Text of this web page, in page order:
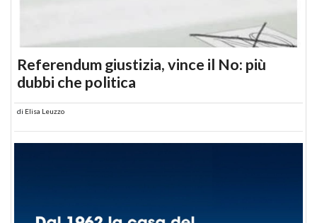
Referendum giustizia, vince il No: più
dubbi che politica
di Elisa Leuzzo